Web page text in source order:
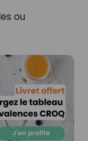
ou